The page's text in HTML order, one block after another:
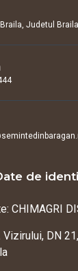
Judetul Braila
de
CHIMAGRI
DN